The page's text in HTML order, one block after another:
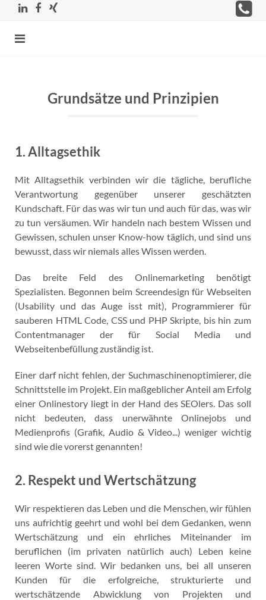
Grundsätze und Prinzipien
1. Alltagsethik
Mit Alltagsethik verbinden wir die tägliche, berufliche
Verantwortung gegenüber unserer geschätzten
Kundschaft. Für das was wir tun und auch für das, was wir
zu tun versäumen. Wir handeln nach bestem Wissen und
Gewissen, schulen unser Know-how täglich, und sind uns
bewusst, dass wir niemals alles Wissen werden.
Das breite Feld des Onlinemarketing benötigt
Spezialisten. Begonnen beim Screendesign für Webseiten
(Usability und das Auge isst mit), Programmierer für
sauberen HTML Code, CSS und PHP Skripte, bis hin zum
Contentmanager der für Social Media und
Webseitenbefüllung zuständig ist.
Einer darf nicht fehlen, der Suchmaschinenoptimierer, die
Schnittstelle im Projekt. Ein maßgeblicher Anteil am Erfolg
einer Onlinestory liegt in der Hand des SEOlers. Das soll
nicht bedeuten, dass unerwähnte Onlinejobs und
Medienprofis (Grafik, Audio & Video...) weniger wichtig
sind wie die vorerst genannten!
2. Respekt und Wertschätzung
Wir respektieren das Leben und die Menschen, wir fühlen
uns aufrichtig geehrt und wohl bei dem Gedanken, wenn
Wertschätzung und ein ehrliches Miteinander im
beruflichen (im privaten natürlich auch) Leben keine
leeren Worte sind. Wir bedanken uns, bei all unseren
Kunden für die erfolgreiche, strukturierte und
wertschätzende Abwicklung von Projekten und